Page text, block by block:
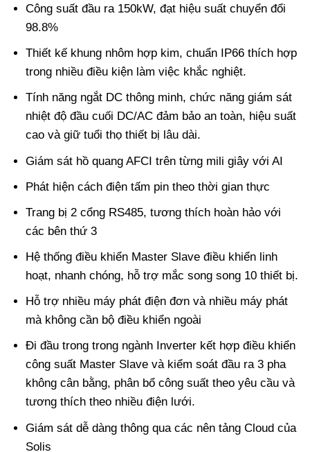
Công suất đầu ra 150kW, đạt hiệu suất chuyển đổi
98.8%
Thiết kế khung nhôm hợp kim, chuẩn IP66 thích hợp
trong nhiều điều kiện làm việc khắc nghiệt.
Tính năng ngắt DC thông minh, chức năng giám sát
nhiệt độ đầu cuối DC/AC đảm bảo an toàn, hiệu suất
cao và giữ tuổi thọ thiết bị lâu dài.
Giám sát hồ quang AFCI trên từng mili giây với AI
Phát hiện cách điện tấm pin theo thời gian thực
Trang bị 2 cổng RS485, tương thích hoàn hảo với
các bên thứ 3
Hệ thống điều khiển Master Slave điều khiển linh
hoạt, nhanh chóng, hỗ trợ mắc song song 10 thiết bị.
Hỗ trợ nhiều máy phát điện đơn và nhiều máy phát
mà không cần bộ điều khiển ngoài
Đi đầu trong trong ngành Inverter kết hợp điều khiển
công suất Master Slave và kiểm soát đầu ra 3 pha
không cân bằng, phân bổ công suất theo yêu cầu và
tương thích theo nhiều điện lưới.
Giám sát dễ dàng thông qua các nên tảng Cloud của
Solis